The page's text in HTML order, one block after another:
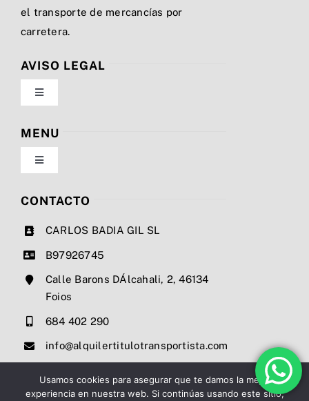
el transporte de mercancías por
carretera.
AVISO LEGAL
Toggle
Navigation
Política de privacidad
Condiciones de uso
MENU
Toggle
Navigation
Nosotros
Precios
Contacto
CONTACTO
CARLOS BADIA GIL SL
B97926745
Calle Barons DÁlcahali, 2, 46134
Foios
684 402 290
info@alquilertitulotransportista.com
Usamos cookies para asegurar que te damos la mejor
experiencia en nuestra web. Si continúas usando este sitio,